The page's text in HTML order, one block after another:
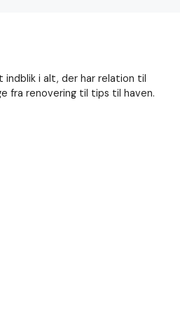
indblik i alt, der har relation til
fra renovering til tips til haven.